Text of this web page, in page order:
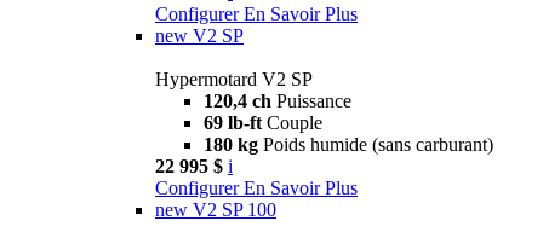
Configurer En Savoir Plus
new V2 SP
Hypermotard V2 SP
120,4 ch Puissance
69 lb-ft Couple
180 kg Poids humide (sans carburant)
22 995 $ i
Configurer En Savoir Plus
new V2 SP 100